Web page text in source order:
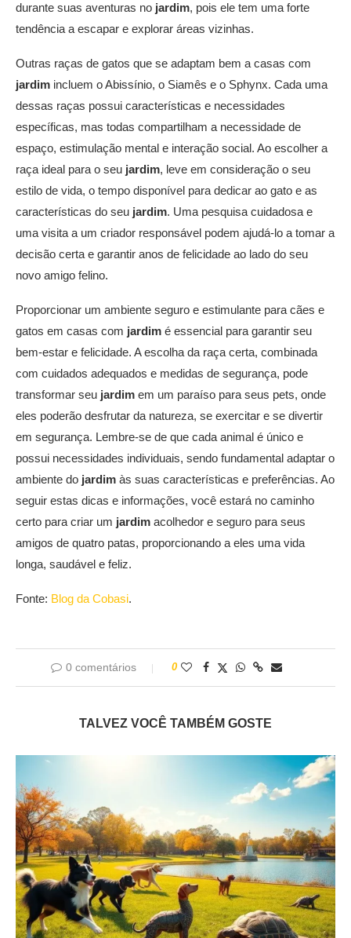
durante suas aventuras no jardim, pois ele tem uma forte
tendência a escapar e explorar áreas vizinhas.
Outras raças de gatos que se adaptam bem a casas com
jardim incluem o Abissínio, o Siamês e o Sphynx. Cada uma
dessas raças possui características e necessidades
específicas, mas todas compartilham a necessidade de
espaço, estimulação mental e interação social. Ao escolher a
raça ideal para o seu jardim, leve em consideração o seu
estilo de vida, o tempo disponível para dedicar ao gato e as
características do seu jardim. Uma pesquisa cuidadosa e
uma visita a um criador responsável podem ajudá-lo a tomar a
decisão certa e garantir anos de felicidade ao lado do seu
novo amigo felino.
Proporcionar um ambiente seguro e estimulante para cães e
gatos em casas com jardim é essencial para garantir seu
bem-estar e felicidade. A escolha da raça certa, combinada
com cuidados adequados e medidas de segurança, pode
transformar seu jardim em um paraíso para seus pets, onde
eles poderão desfrutar da natureza, se exercitar e se divertir
em segurança. Lembre-se de que cada animal é único e
possui necessidades individuais, sendo fundamental adaptar o
ambiente do jardim às suas características e preferências. Ao
seguir estas dicas e informações, você estará no caminho
certo para criar um jardim acolhedor e seguro para seus
amigos de quatro patas, proporcionando a eles uma vida
longa, saudável e feliz.
Fonte: Blog da Cobasi.
0 comentários 0
TALVEZ VOCÊ TAMBÉM GOSTE